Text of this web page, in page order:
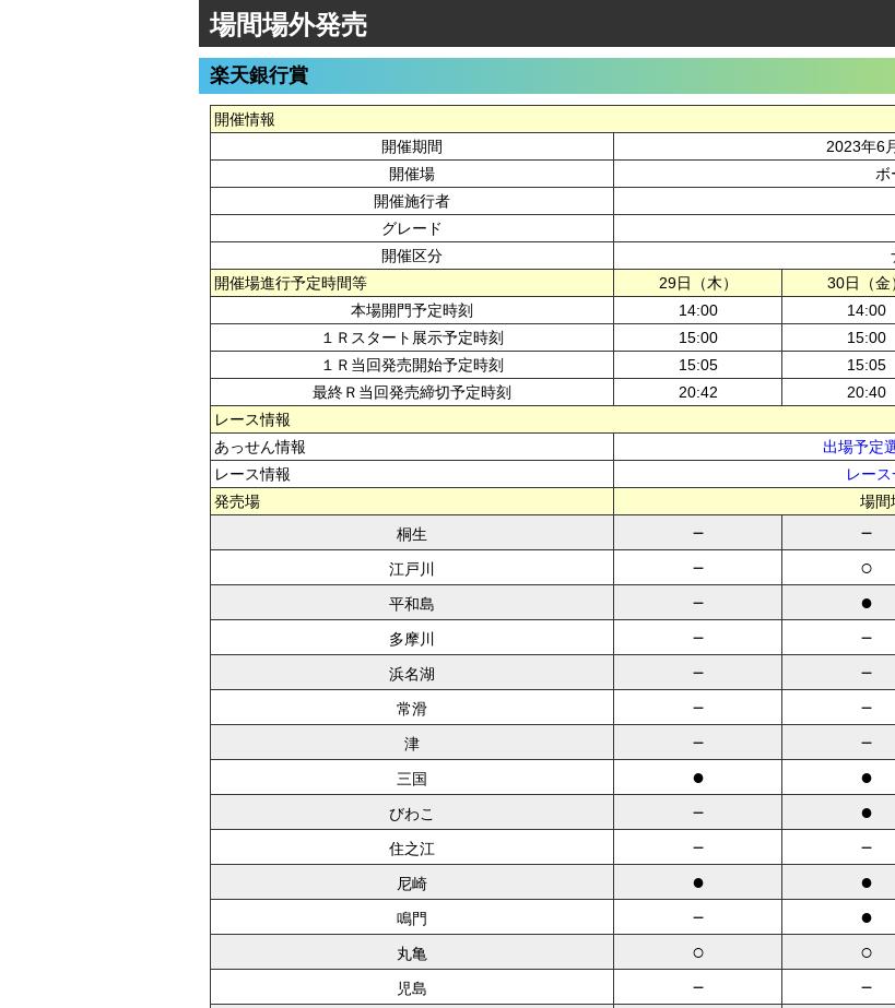
場間場外発売
楽天銀行賞
開催情報
開催期間
2023年6
開催場
ボ
開催施行者
グレード
開催区分
開催場進行予定時間等
29日（木） 30日（金
本場開門予定時刻
14:00 14:00
１Ｒスタート展示予定時刻
15:00 15:00
１Ｒ当回発売開始予定時刻
15:05 15:05
最終Ｒ当回発売締切予定時刻
20:42 20:40
レース情報
あっせん情報
出場予定
レース情報
レー
発売場
場間
桐生
－ －
江戸川 － ○
平和島 － ●
多摩川 － －
浜名湖 － －
常滑 － －
津 － －
三国 ● ●
びわこ － ●
住之江 － －
尼崎 ● ●
鳴門 － ●
丸亀 ○ ○
児島 － －